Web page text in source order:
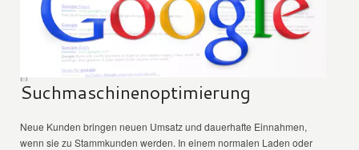
Suchmaschinenoptimierung
Neue Kunden bringen neuen Umsatz und dauerhafte Einnahmen,
wenn sie zu Stammkunden werden. In einem normalen Laden oder